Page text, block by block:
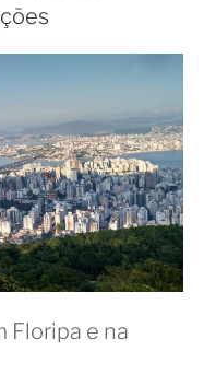
Floripa e na